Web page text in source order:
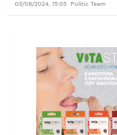
03/08/2024, 15:05 Politic Team